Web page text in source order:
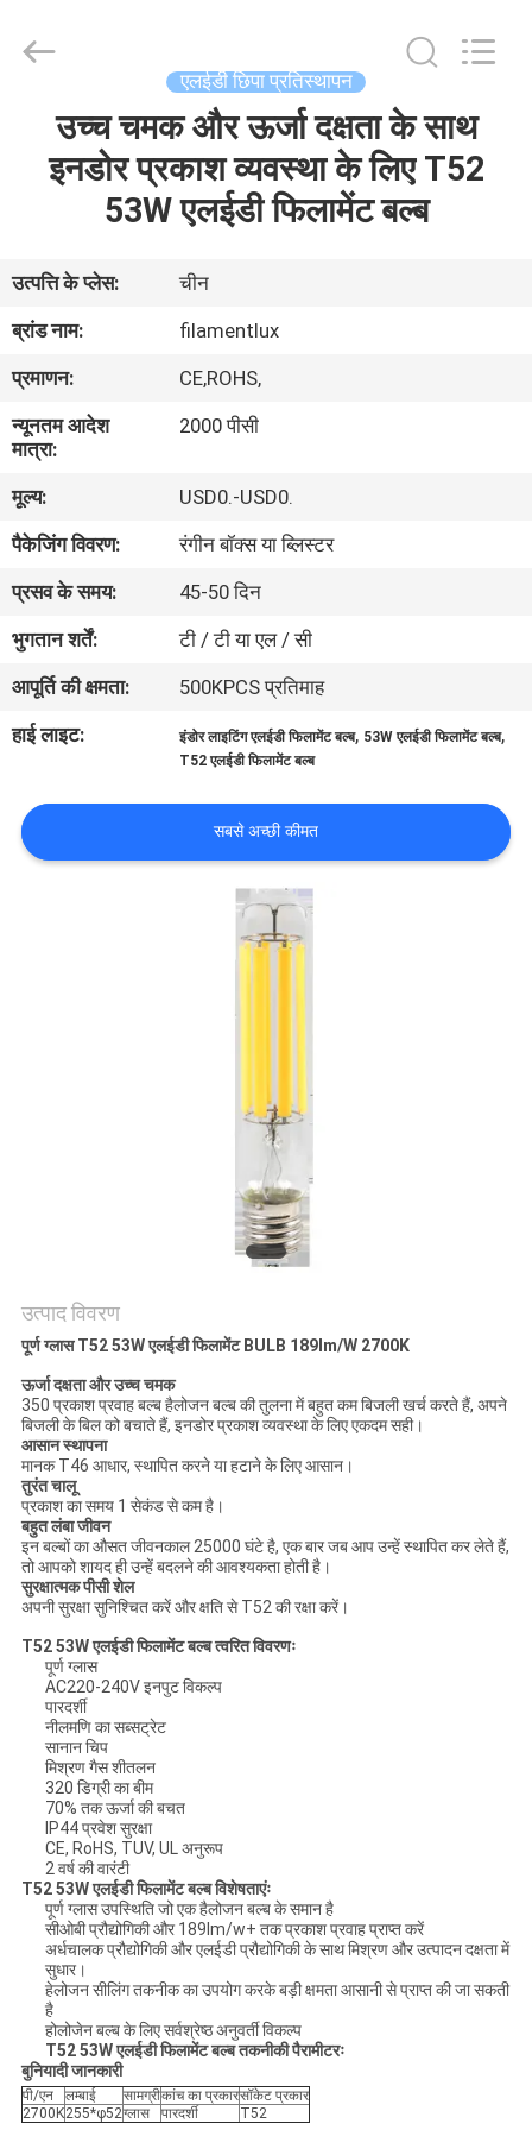
हमारे
बारे
में
कारखाना
भ्रमण
गुणवत्ता
नियंत्रण
संपर्क
करें
एक
उद्धरण
Technology
एलईडी छिपा प्रतिस्थापन
उच्च चमक और ऊर्जा दक्षता के साथ
इनडोर प्रकाश व्यवस्था के लिए T52
53W एलईडी फिलामेंट बल्ब
उत्पत्ति के प्लेस:
चीन
ब्रांड नाम:
filamentlux
प्रमाणन:
CE,ROHS,
न्यूनतम आदेश
मात्रा:
2000 पीसी
मूल्य:
USD0.-USD0.
पैकेजिंग विवरण:
रंगीन बॉक्स या ब्लिस्टर
प्रसव के समय:
45-50 दिन
भुगतान शर्तें:
टी / टी या एल / सी
आपूर्ति की क्षमता:
500KPCS प्रतिमाह
हाई लाइट:
इंडोर लाइटिंग एलईडी फिलामेंट बल्ब, 53W एलईडी फिलामेंट बल्ब,
T52 एलईडी फिलामेंट बल्ब
सबसे अच्छी कीमत
उत्पाद विवरण
पूर्ण ग्लास T52 53W एलईडी फिलामेंट BULB 189lm/W 2700K
ऊर्जा दक्षता और उच्च चमक
350 प्रकाश प्रवाह बल्ब हैलोजन बल्ब की तुलना में बहुत कम बिजली खर्च करते हैं, अपने
बिजली के बिल को बचाते हैं, इनडोर प्रकाश व्यवस्था के लिए एकदम सही।
आसान स्थापना
मानक T46 आधार, स्थापित करने या हटाने के लिए आसान।
तुरंत चालू
प्रकाश का समय 1 सेकंड से कम है।
बहुत लंबा जीवन
इन बल्बों का औसत जीवनकाल 25000 घंटे है, एक बार जब आप उन्हें स्थापित कर लेते हैं,
तो आपको शायद ही उन्हें बदलने की आवश्यकता होती है।
सुरक्षात्मक पीसी शेल
अपनी सुरक्षा सुनिश्चित करें और क्षति से T52 की रक्षा करें।
T52 53W एलईडी फिलामेंट बल्ब त्वरित विवरणः
पूर्ण ग्लास
AC220-240V इनपुट विकल्प
पारदर्शी
नीलमणि का सब्सट्रेट
सानान चिप
मिश्रण गैस शीतलन
320 डिग्री का बीम
70% तक ऊर्जा की बचत
IP44 प्रवेश सुरक्षा
CE, RoHS, TUV, UL अनुरूप
2 वर्ष की वारंटी
T52 53W एलईडी फिलामेंट बल्ब विशेषताएंः
पूर्ण ग्लास उपस्थिति जो एक हैलोजन बल्ब के समान है
सीओबी प्रौद्योगिकी और 189lm/w+ तक प्रकाश प्रवाह प्राप्त करें
अर्धचालक प्रौद्योगिकी और एलईडी प्रौद्योगिकी के साथ मिश्रण और उत्पादन दक्षता में
सुधार।
हेलोजन सीलिंग तकनीक का उपयोग करके बड़ी क्षमता आसानी से प्राप्त की जा सकती
है
होलोजेन बल्ब के लिए सर्वश्रेष्ठ अनुवर्ती विकल्प
T52 53W एलईडी फिलामेंट बल्ब तकनीकी पैरामीटरः
बुनियादी जानकारी
पी/एन लम्बाई सामग्रीकांच का प्रकारसॉकेट प्रकार
2700K255*φ52ग्लास पारदर्शी T52